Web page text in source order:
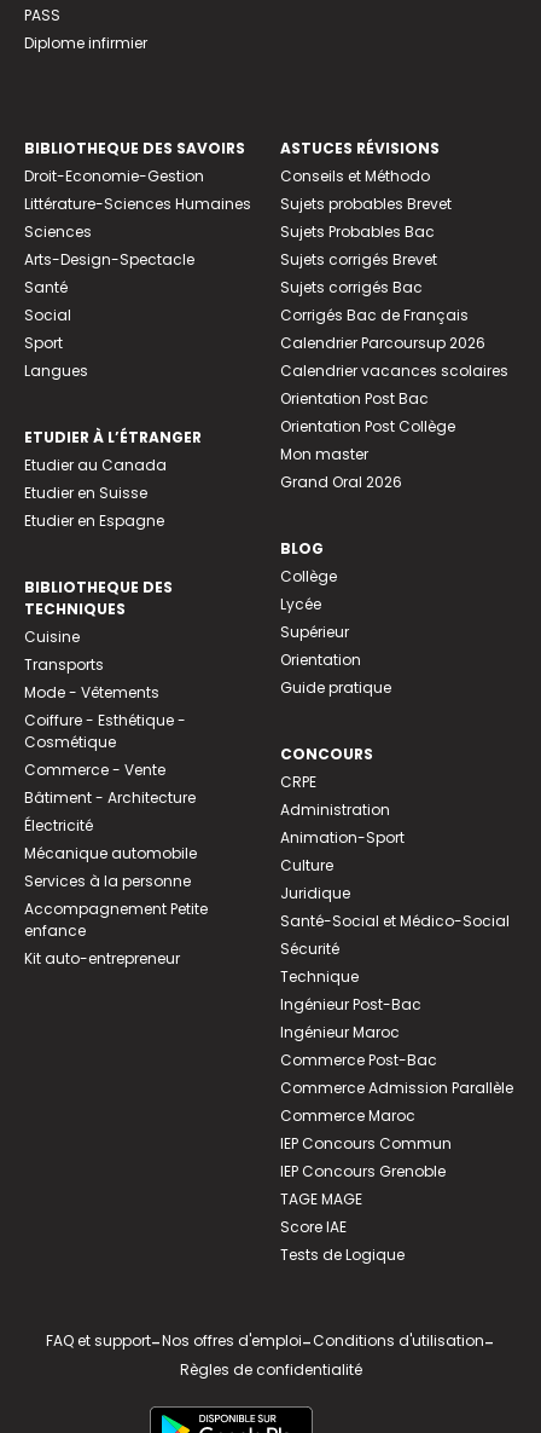
PASS
Diplome infirmier
BIBLIOTHEQUE DES SAVOIRS
Droit-Economie-Gestion
Littérature-Sciences Humaines
Sciences
Arts-Design-Spectacle
Santé
Social
Sport
Langues
ETUDIER À L’ÉTRANGER
Etudier au Canada
Etudier en Suisse
Etudier en Espagne
BIBLIOTHEQUE DES
TECHNIQUES
Cuisine
Transports
Mode - Vêtements
Coiffure - Esthétique -
Cosmétique
Commerce - Vente
Bâtiment - Architecture
Électricité
Mécanique automobile
Services à la personne
Accompagnement Petite
enfance
Kit auto-entrepreneur
ASTUCES RÉVISIONS
Conseils et Méthodo
Sujets probables Brevet
Sujets Probables Bac
Sujets corrigés Brevet
Sujets corrigés Bac
Corrigés Bac de Français
Calendrier Parcoursup 2026
Calendrier vacances scolaires
Orientation Post Bac
Orientation Post Collège
Mon master
Grand Oral 2026
BLOG
Collège
Lycée
Supérieur
Orientation
Guide pratique
CONCOURS
CRPE
Administration
Animation-Sport
Culture
Juridique
Santé-Social et Médico-Social
Sécurité
Technique
Ingénieur Post-Bac
Ingénieur Maroc
Commerce Post-Bac
Commerce Admission Parallèle
Commerce Maroc
IEP Concours Commun
IEP Concours Grenoble
TAGE MAGE
Score IAE
Tests de Logique
FAQ et support-Nos offres d'emploi-Conditions d'utilisation-
Règles de confidentialité